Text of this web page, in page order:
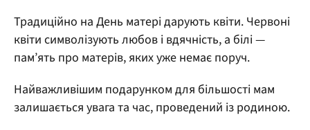
Традиційно на День матері дарують квіти. Червоні
квіти символізують любов і вдячність, а білі —
пам’ять про матерів, яких уже немає поруч.
Найважливішим подарунком для більшості мам
залишається увага та час, проведений із родиною.